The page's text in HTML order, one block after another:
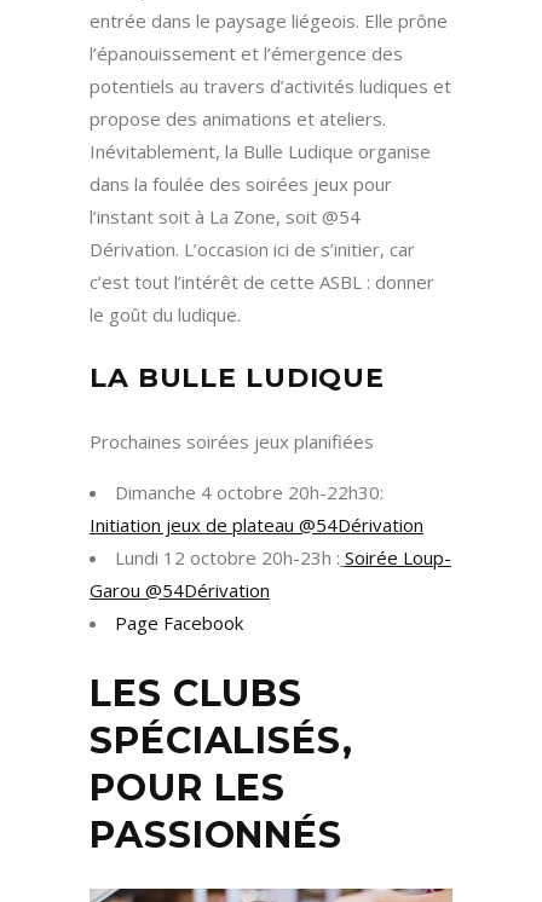
entrée dans le paysage liégeois. Elle prône
l’épanouissement et l’émergence des
potentiels au travers d’activités ludiques et
propose des animations et ateliers.
Inévitablement, la Bulle Ludique organise
dans la foulée des soirées jeux pour
l’instant soit à La Zone, soit @54
Dérivation. L’occasion ici de s’initier, car
c’est tout l’intérêt de cette ASBL : donner
le goût du ludique.
LA BULLE LUDIQUE
Prochaines soirées jeux planifiées
Dimanche 4 octobre 20h-22h30:
Initiation jeux de plateau @54Dérivation
Lundi 12 octobre 20h-23h : Soirée Loup-
Garou @54Dérivation
Page Facebook
LES CLUBS
SPÉCIALISÉS,
POUR LES
PASSIONNÉS